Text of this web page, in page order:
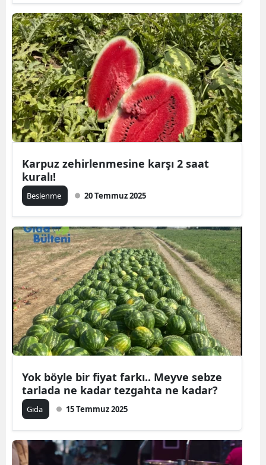
Karpuz zehirlenmesine karşı 2 saat
kuralı!
Beslenme 20 Temmuz 2025
Yok böyle bir fiyat farkı.. Meyve sebze
tarlada ne kadar tezgahta ne kadar?
Gıda 15 Temmuz 2025